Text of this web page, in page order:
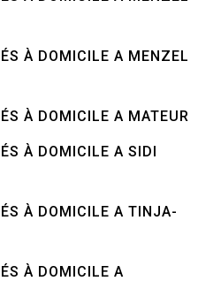
À DOMICILE A MENZEL
À DOMICILE A MATEUR
À DOMICILE A SIDI
À DOMICILE A TINJA-
À DOMICILE A